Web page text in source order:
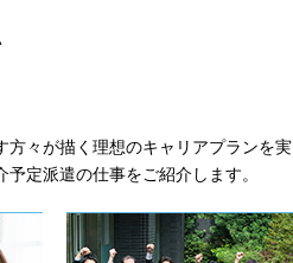
々が描く理想のキャリアプランを実
定派遣の仕事をご紹介します。